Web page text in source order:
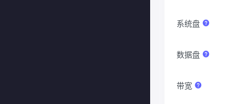
系统盘
数据盘
带宽